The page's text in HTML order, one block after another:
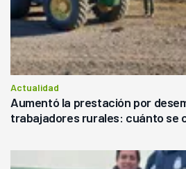
Actualidad
Aumentó la prestación por
trabajadores rurales: cuánto se